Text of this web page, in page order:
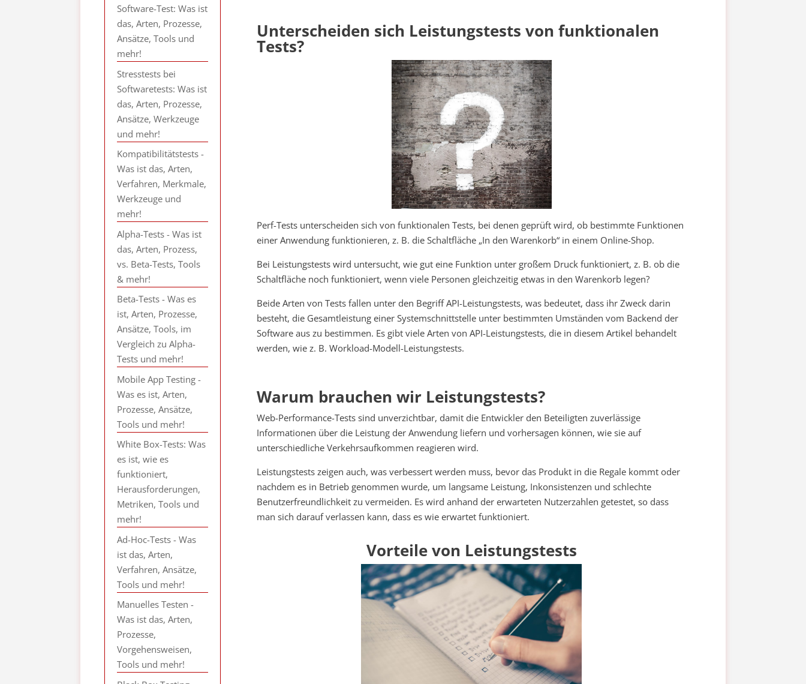
Unterscheiden sich Leistungstests von funktionalen
Tests?
Perf-Tests unterscheiden sich von funktionalen Tests, bei denen geprüft wird, ob bestimmte Funktionen
einer Anwendung funktionieren, z. B. die Schaltfläche „In den Warenkorb“ in einem Online-Shop.
Bei Leistungstests wird untersucht, wie gut eine Funktion unter großem Druck funktioniert, z. B. ob die
Schaltfläche noch funktioniert, wenn viele Personen gleichzeitig etwas in den Warenkorb legen?
Beide Arten von Tests fallen unter den Begriff API-Leistungstests, was bedeutet, dass ihr Zweck darin
besteht, die Gesamtleistung einer Systemschnittstelle unter bestimmten Umständen vom Backend der
Software aus zu bestimmen. Es gibt viele Arten von API-Leistungstests, die in diesem Artikel behandelt
werden, wie z. B. Workload-Modell-Leistungstests.
Warum brauchen wir Leistungstests?
Web-Performance-Tests sind unverzichtbar, damit die Entwickler den Beteiligten zuverlässige
Informationen über die Leistung der Anwendung liefern und vorhersagen können, wie sie auf
unterschiedliche Verkehrsaufkommen reagieren wird.
Leistungstests zeigen auch, was verbessert werden muss, bevor das Produkt in die Regale kommt oder
nachdem es in Betrieb genommen wurde, um langsame Leistung, Inkonsistenzen und schlechte
Benutzerfreundlichkeit zu vermeiden. Es wird anhand der erwarteten Nutzerzahlen getestet, so dass
man sich darauf verlassen kann, dass es wie erwartet funktioniert.
Vorteile von Leistungstests
Software-Test: Was ist
das, Arten, Prozesse,
Ansätze, Tools und
mehr!
Stresstests bei
Softwaretests: Was ist
das, Arten, Prozesse,
Ansätze, Werkzeuge
und mehr!
Kompatibilitätstests -
Was ist das, Arten,
Verfahren, Merkmale,
Werkzeuge und
mehr!
Alpha-Tests - Was ist
das, Arten, Prozess,
vs. Beta-Tests, Tools
& mehr!
Beta-Tests - Was es
ist, Arten, Prozesse,
Ansätze, Tools, im
Vergleich zu Alpha-
Tests und mehr!
Mobile App Testing -
Was es ist, Arten,
Prozesse, Ansätze,
Tools und mehr!
White Box-Tests: Was
es ist, wie es
funktioniert,
Herausforderungen,
Metriken, Tools und
mehr!
Ad-Hoc-Tests - Was
ist das, Arten,
Verfahren, Ansätze,
Tools und mehr!
Manuelles Testen -
Was ist das, Arten,
Prozesse,
Vorgehensweisen,
Tools und mehr!